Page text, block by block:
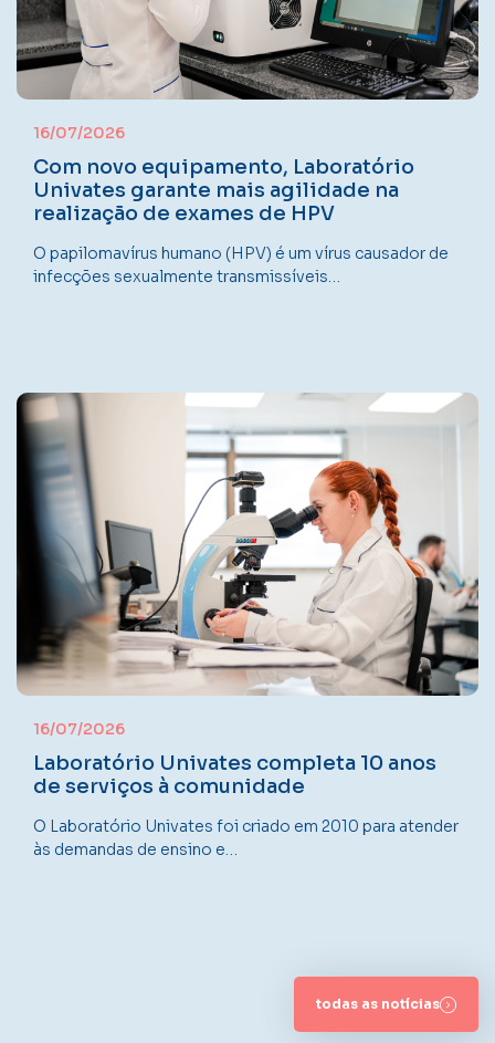
16/07/2026
Com novo equipamento, Laboratório
Univates garante mais agilidade na
realização de exames de HPV
O papilomavírus humano (HPV) é um vírus causador de
infecções sexualmente transmissíveis…
16/07/2026
Laboratório Univates completa 10 anos
de serviços à comunidade
O Laboratório Univates foi criado em 2010 para atender
às demandas de ensino e…
todas as notícias